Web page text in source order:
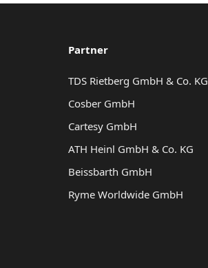
Partner
TDS Rietberg GmbH & Co. KG
Cosber GmbH
Cartesy GmbH
ATH Heinl GmbH & Co. KG
Beissbarth GmbH
Ryme Worldwide GmbH